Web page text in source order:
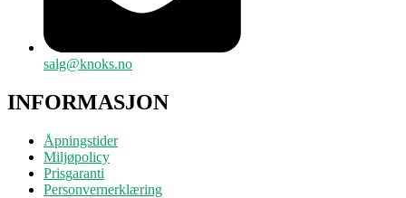
salg@knoks.no
INFORMASJON
Åpningstider
Miljøpolicy
Prisgaranti
Personvernerklæring